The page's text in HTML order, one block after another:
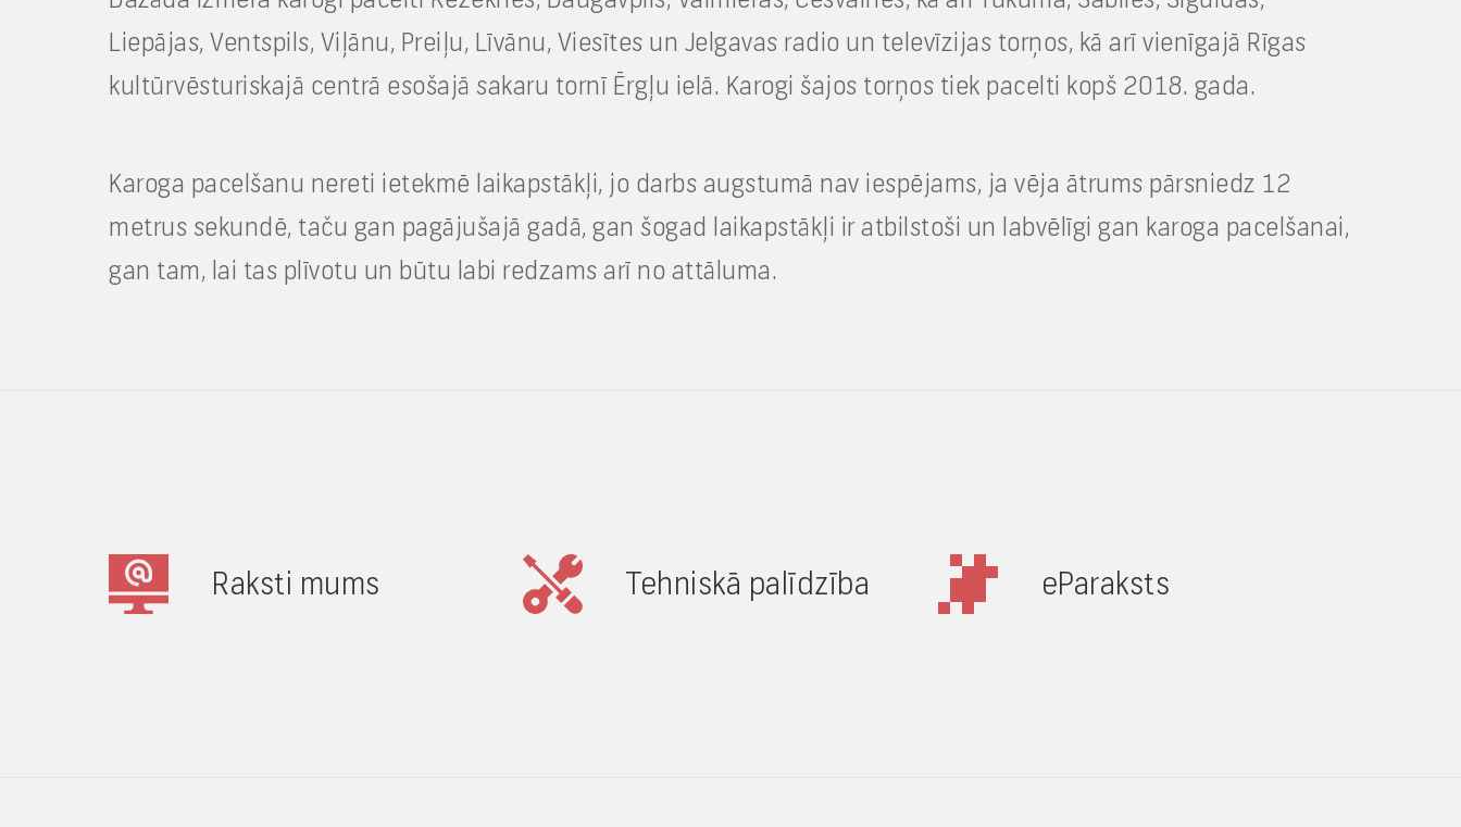
Liepājas, Ventspils, Viļānu, Preiļu, Līvānu, Viesītes un Jelgavas radio un televīzijas torņos, kā arī vienīgajā Rīgas
kultūrvēsturiskajā centrā esošajā sakaru tornī Ērgļu ielā. Karogi šajos torņos tiek pacelti kopš 2018. gada.
Karoga pacelšanu nereti ietekmē laikapstākļi, jo darbs augstumā nav iespējams, ja vēja ātrums pārsniedz 12
metrus sekundē, taču gan pagājušajā gadā, gan šogad laikapstākļi ir atbilstoši un labvēlīgi gan karoga pacelšanai,
gan tam, lai tas plīvotu un būtu labi redzams arī no attāluma.
Raksti mums Tehniskā palīdzība eParaksts